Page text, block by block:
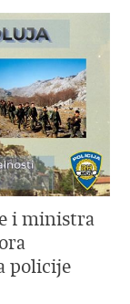
i ministra
policije